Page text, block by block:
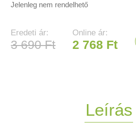
Jelenleg nem rendelhető
Eredeti ár:
3 690 Ft
Online ár:
2 768 Ft
Leírás